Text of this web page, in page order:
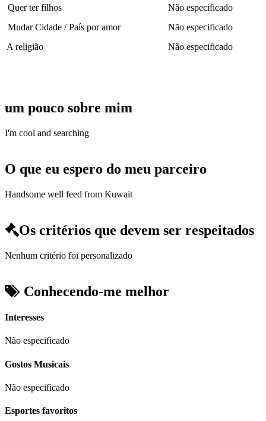
Quer ter filhos
Não especificado
Mudar Cidade / País por amor
Não especificado
A religião
Não especificado
um pouco sobre mim
I'm cool and searching
O que eu espero do meu parceiro
Handsome well feed from Kuwait
Os critérios que devem ser respeitados
Nenhum critério foi personalizado
Conhecendo-me melhor
Interesses
Não especificado
Gostos Musicais
Não especificado
Esportes favoritos